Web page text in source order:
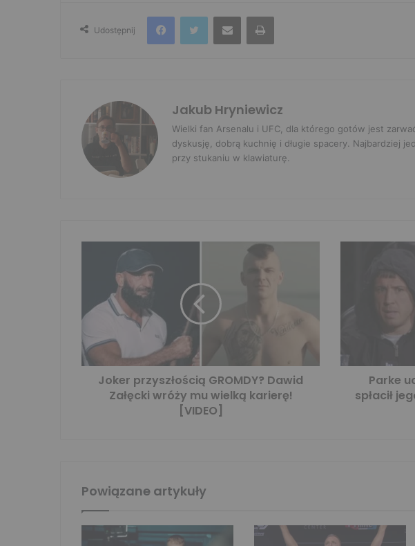
Udostępnij
FacebookTwitter Udostępnij przez e-mail Drukuj
Jakub Hryniewicz
Wielki fan Arsenalu i UFC, dla którego gotów jest
dyskusję, dobrą kuchnię i długie spacery. Najbardziej
przy stukaniu w klawiaturę.
Joker przyszłością GROMDY? Dawid
Załęcki wróży mu wielką karierę!
[VIDEO]
Parke
spłacił
Powiązane artykuły